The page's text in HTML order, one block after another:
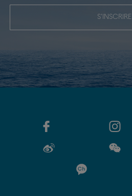
S'INSCRIRE